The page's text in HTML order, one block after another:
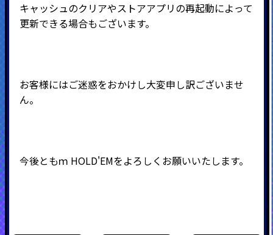
キャッシュのクリアやストアアプリの再起動によって
更新できる場合もございます。
お客様にはご迷惑をおかけし大変申し訳ございませ
ん。
今後ともｍ HOLD'EMをよろしくお願いいたします。